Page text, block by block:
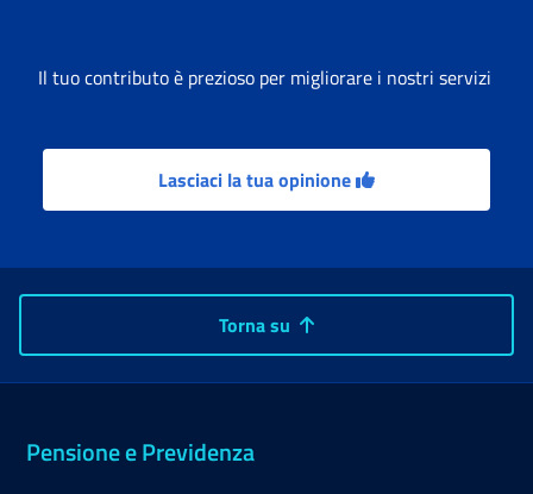
disponibilità e
Direzione regionale INPS
Il tuo contributo è prezioso per migliorare i nostri servizi
Lasciaci la tua opinione
Torna su
Pensione e Previdenza